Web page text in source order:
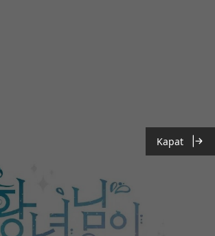
Kapat